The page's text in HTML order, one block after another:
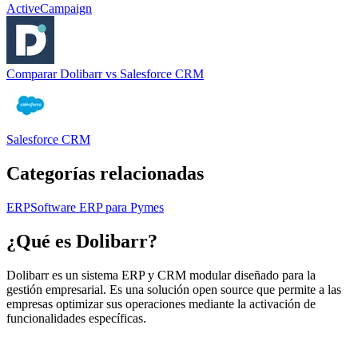
ActiveCampaign
Comparar Dolibarrvs Salesforce CRM
Salesforce CRM
Categorías relacionadas
ERPSoftware ERP para Pymes
¿Qué es Dolibarr?
Dolibarr es un sistema ERP y CRM modular diseñado para la
gestión empresarial. Es una solución open source que permite a las
empresas optimizar sus operaciones mediante la activación de
funcionalidades específicas.